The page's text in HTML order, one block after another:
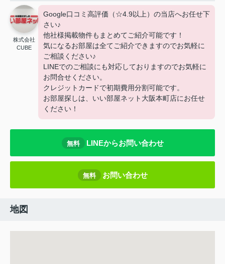
株式会社
CUBE
Google口コミ高評価（☆4.9以上）の当店へお任せ下
さい♪
他社様掲載物件もまとめてご紹介可能です！
気になるお部屋は全てご紹介できますのでお気軽に
ご相談ください♪
LINEでのご相談にも対応しておりますのでお気軽に
お問合せください。
クレジットカードで初期費用分割可能です。
お部屋探しは、いい部屋ネット大阪本町店にお任せ
ください！
無料 LINEからお問い合わせ
無料 お問い合わせ
地図